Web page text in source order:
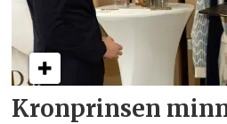
Kronprinsen